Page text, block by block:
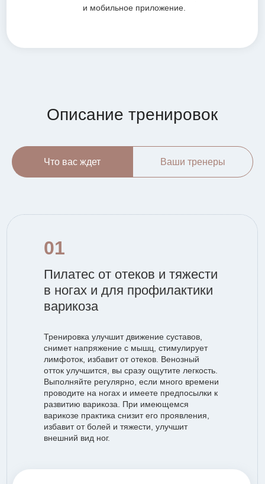
и мобильное приложение.
Описание тренировок
Что вас ждет Ваши тренеры
01
Пилатес от отеков и тяжести
в ногах и для профилактики
варикоза
Тренировка улучшит движение суставов,
снимет напряжение с мышц, стимулирует
лимфоток, избавит от отеков. Венозный
отток улучшится, вы сразу ощутите легкость.
Выполняйте регулярно, если много времени
проводите на ногах и имеете предпосылки к
развитию варикоза. При имеющемся
варикозе практика снизит его проявления,
избавит от болей и тяжести, улучшит
внешний вид ног.